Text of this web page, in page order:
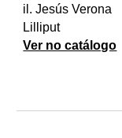
il. Jesús Verona
Lilliput
Ver no catálogo